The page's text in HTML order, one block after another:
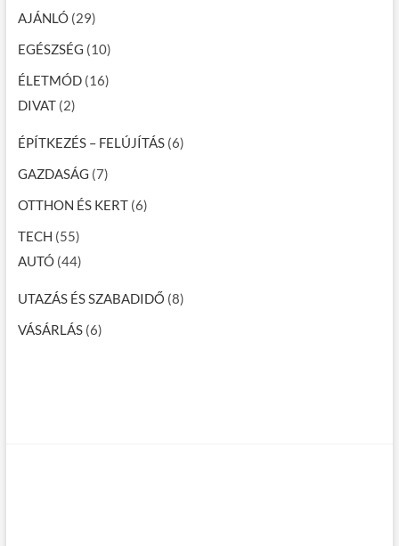
AJÁNLÓ(29)
EGÉSZSÉG (10)
ÉLETMÓD(16)
DIVAT(2)
ÉPÍTKEZÉS – FELÚJÍTÁS(6)
GAZDASÁG (7)
OTTHON ÉS KERT(6)
TECH (55)
AUTÓ(44)
UTAZÁS ÉS SZABADIDŐ (8)
VÁSÁRLÁS(6)